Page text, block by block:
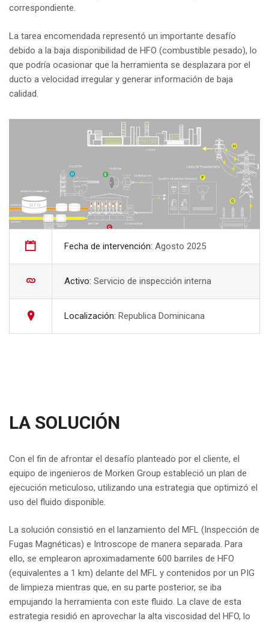
correspondiente.
La tarea encomendada representó un importante desafío
debido a la baja disponibilidad de HFO (combustible pesado), lo
que podría ocasionar que la herramienta se desplazara por el
ducto a velocidad irregular y generar información de baja
calidad.
Fecha de intervención: Agosto 2025
Activo: Servicio de inspección interna
Localización: Republica Dominicana
LA SOLUCIÓN
Con el fin de afrontar el desafío planteado por el cliente, el
equipo de ingenieros de Morken Group estableció un plan de
ejecución meticuloso, utilizando una estrategia que optimizó el
uso del fluido disponible.
La solución consistió en el lanzamiento del MFL (Inspección de
Fugas Magnéticas) e Introscope de manera separada. Para
ello, se emplearon aproximadamente 600 barriles de HFO
(equivalentes a 1 km) delante del MFL y contenidos por un PIG
de limpieza mientras que, en su parte posterior, se iba
empujando la herramienta con este fluido. La clave de esta
estrategia residió en aprovechar la alta viscosidad del HFO, lo